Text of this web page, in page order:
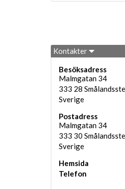
Kontakter
Besöksadress
Malmgatan 34
333 28
Sverige
Postadress
Malmgatan 34
333 30
Sverige
Hemsida
Telefon